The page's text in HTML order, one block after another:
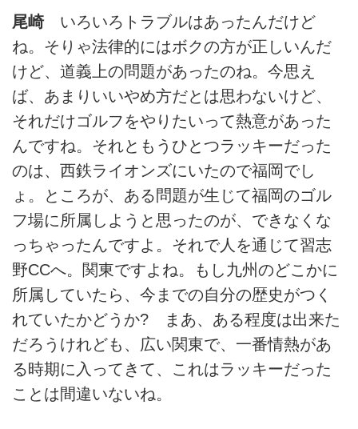
尾崎いろいろトラブルはあったんだけど
ね。そりゃ法律的にはボクの方が正しいんだ
けど、道義上の問題があったのね。今思え
ば、あまりいいやめ方だとは思わないけど、
それだけゴルフをやりたいって熱意があった
んですね。それともうひとつラッキーだった
のは、西鉄ライオンズにいたので福岡でし
ょ。ところが、ある問題が生じて福岡のゴル
フ場に所属しようと思ったのが、できなくな
っちゃったんですよ。それで人を通じて習志
野CCへ。関東ですよね。もし九州のどこかに
所属していたら、今までの自分の歴史がつく
れていたかどうか? まあ、ある程度は出来た
だろうけれども、広い関東で、一番情熱があ
る時期に入ってきて、これはラッキーだった
ことは間違いないね。